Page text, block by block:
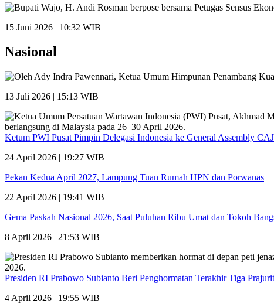
15 Juni 2026 | 10:32 WIB
Nasional
13 Juli 2026 | 15:13 WIB
Ketum PWI Pusat Pimpin Delegasi Indonesia ke General Assembly
24 April 2026 | 19:27 WIB
Pekan Kedua April 2027, Lampung Tuan Rumah HPN dan Porwanas
22 April 2026 | 19:41 WIB
Gema Paskah Nasional 2026, Saat Puluhan Ribu Umat dan Tokoh
8 April 2026 | 21:53 WIB
Presiden RI Prabowo Subianto Beri Penghormatan Terakhir Tiga
4 April 2026 | 19:55 WIB